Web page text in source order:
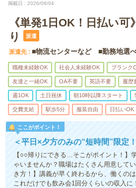
掲載日 2026/08/04
《単発1日OK！日払い
り
派遣
派遣先 ■物流センターなど ■勤務地選
職種未経験OK 社会人未経験OK ブランク
友達と一緒OK OA不要 英語不要 履歴
週1OK 土日祝休 朝10時以降スタート
交費支給 駅歩5分 服装自由 日払いOK
ここがポイント！
＜平日×夕方のみの“短時間”限定
【○○帰りにできる…そこがポイント！】
ゃいませんか？職場はたくさん用意して
き方！】講義が早く終わるから、働くの
これだけでも飲み会1回分くらいの収入